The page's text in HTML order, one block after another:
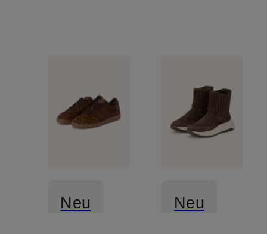
Neu Neu